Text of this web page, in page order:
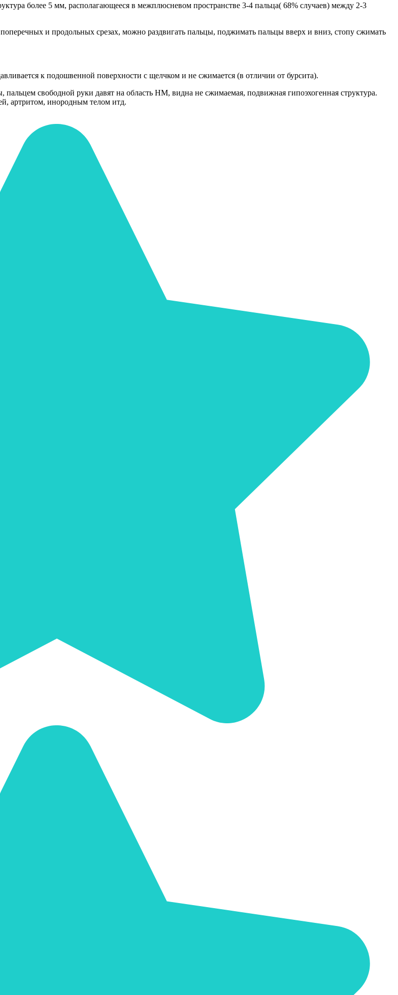
более 5 мм, располагающееся в межплюсневом пространстве 3-4 пальца( 68% случаев) между 2-3
и продольных срезах, можно раздвигать пальцы, поджимать пальцы вверх и вниз, стопу сжимать
к подошвенной поверхности с щелчком и не сжимается (в отличии от бурсита).
свободной руки давят на область НМ, видна не сжимаемая, подвижная гипоэхогенная структура.
артритом, инородным телом итд.